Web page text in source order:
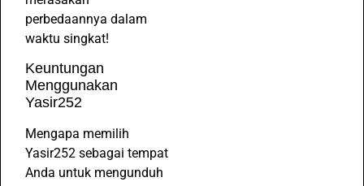
perbedaannya dalam
waktu singkat!
Keuntungan
Menggunakan
Yasir252
Mengapa memilih
Yasir252 sebagai tempat
Anda untuk mengunduh